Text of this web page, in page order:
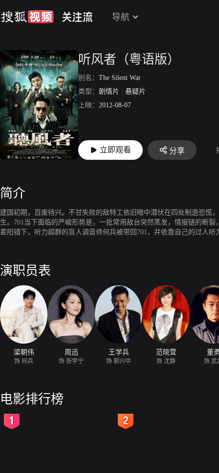
导航
听风者（粤语版）
别名： The Silent War
类型： 剧情片 / 悬疑片
上映： 2012-08-07
立即观看 分享
简介
建国初期，百废待兴。不甘失败的敌特工依旧暗中潜伏在四处制造恐慌
生。701当下面临的严峻形势是，一批常用敌台突然蒸发，情报链的断
差阳错下，听力超群的盲人调音师何兵被带回701，并依靠自己的过人
演职员表
梁朝伟
饰 何兵
周迅
饰 张学宁
王学兵
饰 郭兴中
范晓萱
饰 沈静
董
饰 武
电影排行榜